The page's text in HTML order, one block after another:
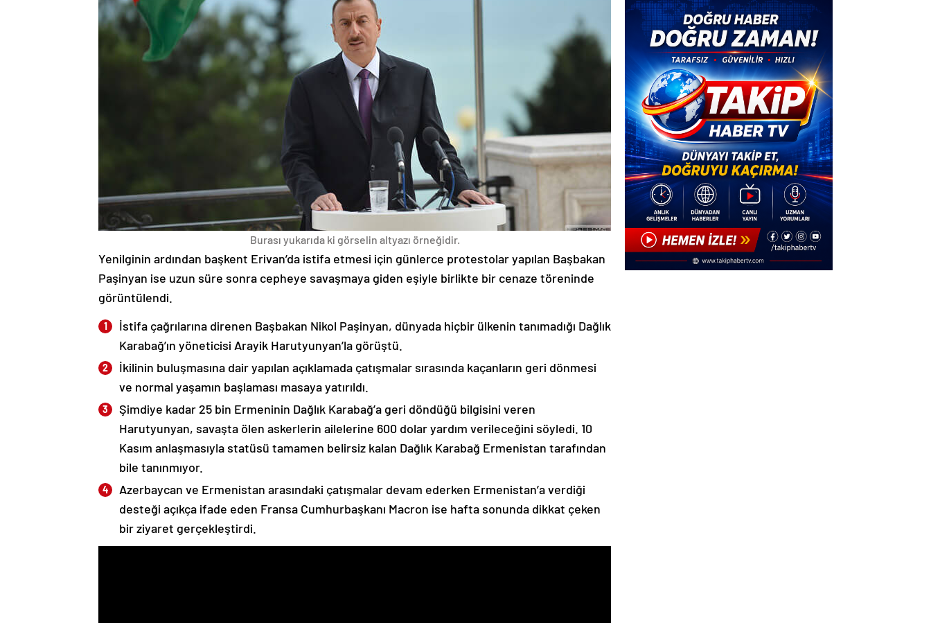
Burası yukarıda ki görselin altyazı örneğidir.
Yenilginin ardından başkent Erivan’da istifa etmesi için günlerce protestolar yapılan Başbakan
Paşinyan ise uzun süre sonra cepheye savaşmaya giden eşiyle birlikte bir cenaze töreninde
görüntülendi.
İstifa çağrılarına direnen Başbakan Nikol Paşinyan, dünyada hiçbir ülkenin tanımadığı Dağlık
Karabağ’ın yöneticisi Arayik Harutyunyan’la görüştü.
İkilinin buluşmasına dair yapılan açıklamada çatışmalar sırasında kaçanların geri dönmesi
ve normal yaşamın başlaması masaya yatırıldı.
Şimdiye kadar 25 bin Ermeninin Dağlık Karabağ’a geri döndüğü bilgisini veren
Harutyunyan, savaşta ölen askerlerin ailelerine 600 dolar yardım verileceğini söyledi. 10
Kasım anlaşmasıyla statüsü tamamen belirsiz kalan Dağlık Karabağ Ermenistan tarafından
bile tanınmıyor.
Azerbaycan ve Ermenistan arasındaki çatışmalar devam ederken Ermenistan’a verdiği
desteği açıkça ifade eden Fransa Cumhurbaşkanı Macron ise hafta sonunda dikkat çeken
bir ziyaret gerçekleştirdi.